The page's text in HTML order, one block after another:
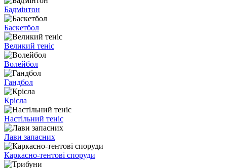
Бадмінтон
Баскетбол
Великий теніс
Волейбол
Гандбол
Крісла
Настільний теніс
Лави запасних
Каркасно-тентові споруди